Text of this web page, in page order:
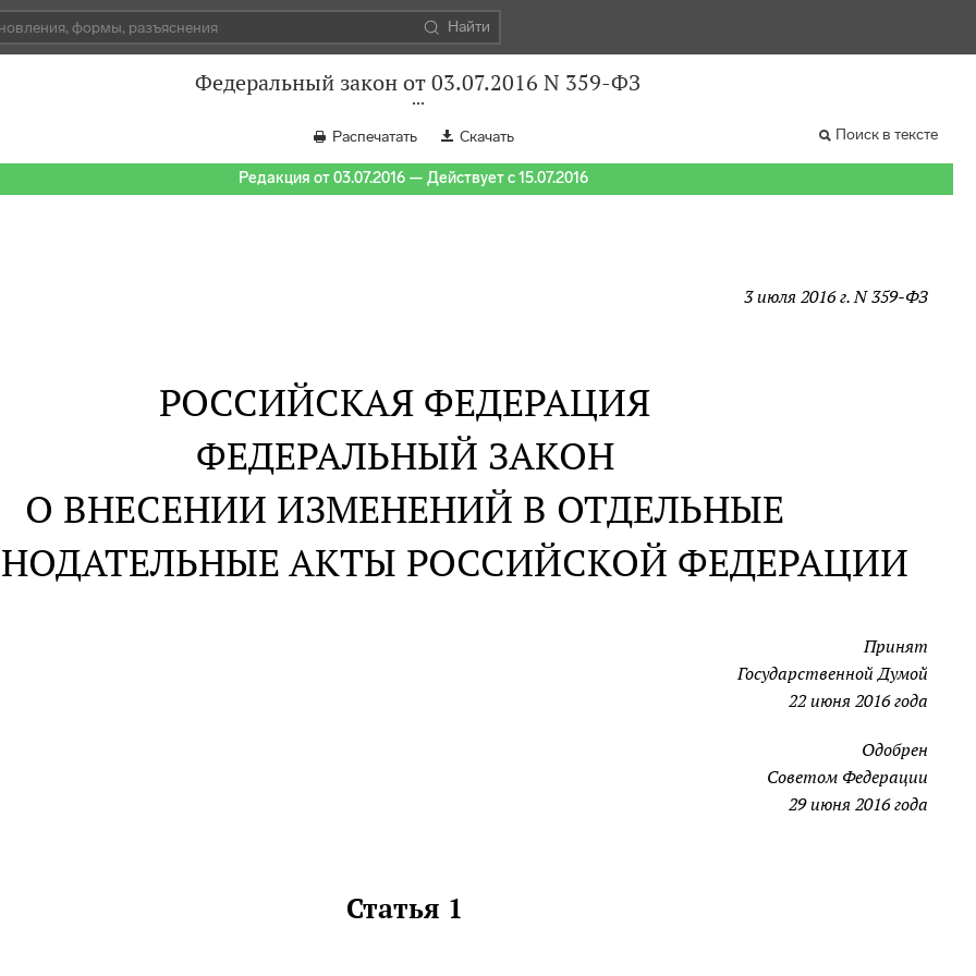
Найти
Федеральный закон от 03.07.2016 N 359-ФЗ
Распечатать Скачать Поиск в тексте
Редакция от 03.07.2016 — Действует с 15.07.2016
3 июля 2016 г. N 359-ФЗ
РОССИЙСКАЯ ФЕДЕРАЦИЯ
ФЕДЕРАЛЬНЫЙ ЗАКОН
О ВНЕСЕНИИ ИЗМЕНЕНИЙ В ОТДЕЛЬНЫЕ
АКТЫ РОССИЙСКОЙ ФЕДЕРАЦИИ
Принят
Государственной Думой
22 июня 2016 года
Одобрен
Советом Федерации
29 июня 2016 года
Статья 1